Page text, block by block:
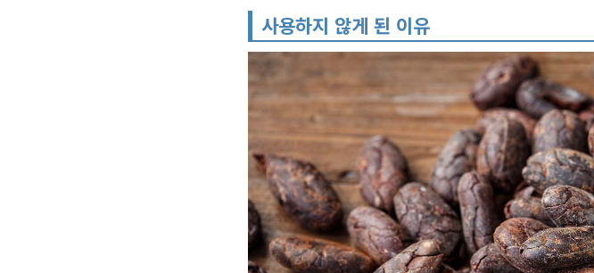
사용하지 않게 된 이유